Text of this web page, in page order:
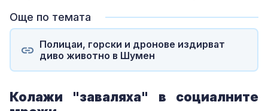
Още по темата
Полицаи, горски и дронове издирват
диво животно в Шумен
Колажи "заваляха" в социалните